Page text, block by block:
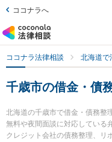
ココナラへ
ココナラ法律相談 北海道で
千歳市の借金・債
北海道の千歳市で借金・債務整
無料や夜間面談に対応している
クレジット会社の債務整理、リ